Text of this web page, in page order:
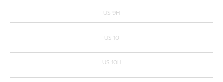
US 9H
US 10
US 10H